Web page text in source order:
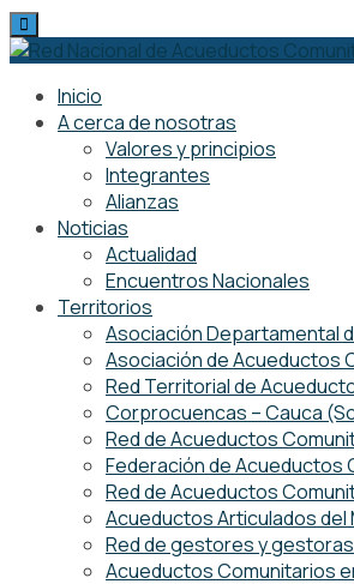
Skip
to
Inicio
A cerca de nosotras
Valores y principios
Integrantes
Alianzas
Noticias
Actualidad
Encuentros Nacionales
Territorios
Asociación Departamental
Asociación de Acueductos
Red Territorial de
Corprocuencas – Cauca
Red de Acueductos
Federación de Acueductos
Red de Acueductos
Acueductos Articulados del
Red de gestores y
Acueductos Comunitarios